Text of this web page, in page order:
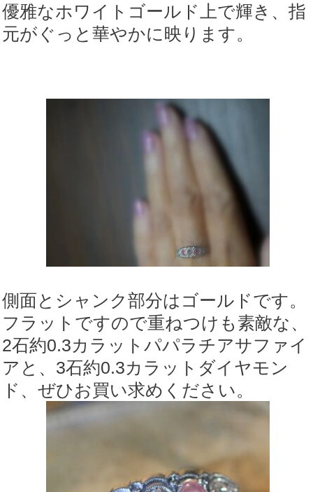
優雅なホワイトゴールド上で輝き、指
元がぐっと華やかに映ります。
側面とシャンク部分はゴールドです。
フラットですので重ねつけも素敵な、
2石約0.3カラットパパラチアサファイ
アと、3石約0.3カラットダイヤモン
ド、ぜひお買い求めください。